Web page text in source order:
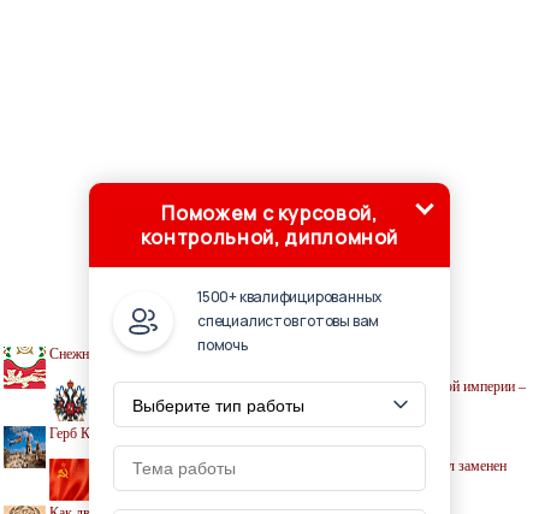
Снежный барс - оберег для республики
11 апреля 1857 года Александр II утвердил герб Российской империи –
двуглавого орла
Герб Кубы. Описание и характеристика
8 апреля 1918 года Российский исторический триколор был заменен
красным флагом
Поможем с курсовой,
контрольной, дипломной
1500+ квалифицированных
специалистов готовы вам
помочь